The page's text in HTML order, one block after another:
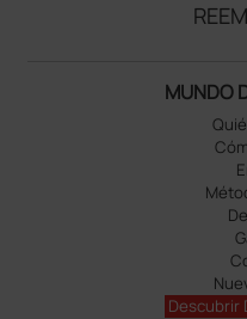
MUNDO
Descubrir